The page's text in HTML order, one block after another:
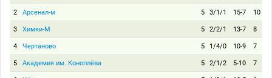
2 Арсенал-м 5 3/1/1 15-7 10
3 Химки-М 5 2/2/1 13-7 8
4 Чертаново 5 1/4/0 10-9 7
5 Академия им. Коноплёва 5 2/1/2 5-10 7